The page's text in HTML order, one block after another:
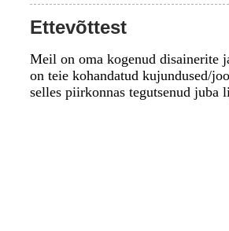
Ettevõttest
Meil on oma kogenud disainerite
on teie kohandatud kujundused/
selles piirkonnas tegutsenud